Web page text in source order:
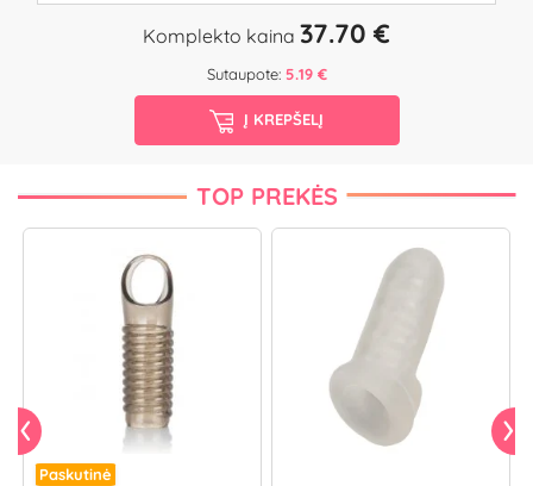
Komplekto kaina 37.70 €
Sutaupote: 5.19 €
Į KREPŠELĮ
TOP PREKĖS
Paskutinė